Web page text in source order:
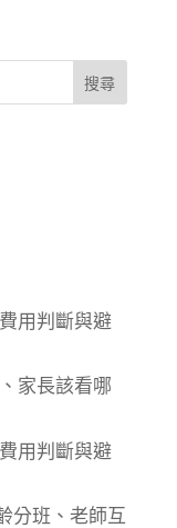
用判斷與避
家長該看哪
用判斷與避
分班、老師互